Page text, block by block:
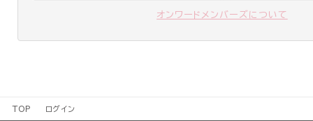
オンワードメンバーズについて
TOP ログイン